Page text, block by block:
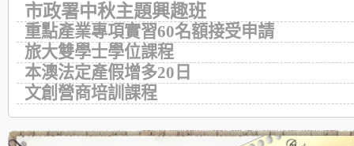
市政署中秋主題興趣班
重點產業專項實習60名額接受申請
旅大雙學士學位課程
本澳法定產假增多20日
文創營商培訓課程